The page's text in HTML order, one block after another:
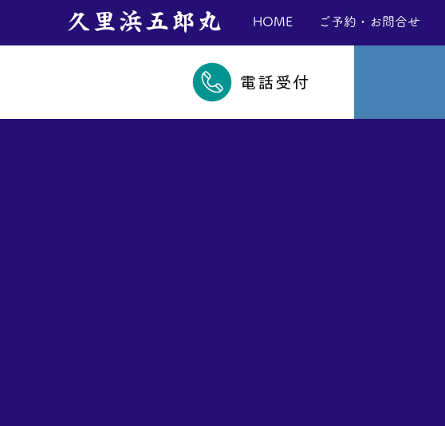
​久里浜五郎丸 HOME ご予約・お問合せ
電話受付